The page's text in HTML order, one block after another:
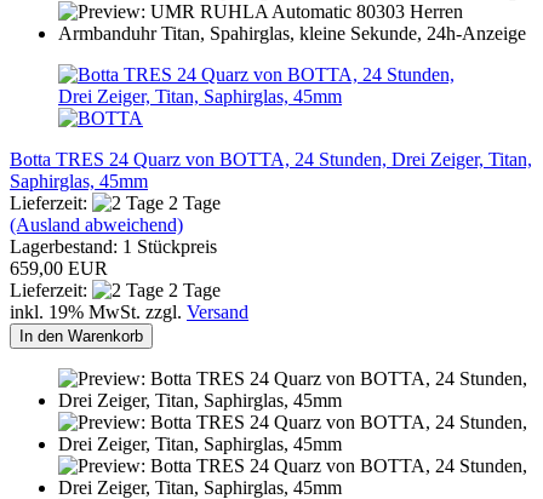
Botta TRES 24 Quarz von BOTTA, 24 Stunden, Drei Zeiger, Titan,
Saphirglas, 45mm
Lieferzeit:
2 Tage
(Ausland abweichend)
Lagerbestand: 1 Stückpreis
659,00 EUR
Lieferzeit:
2 Tage
inkl. 19% MwSt. zzgl. Versand
In den Warenkorb